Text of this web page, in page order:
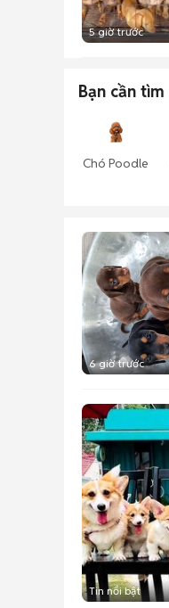
5 giờ trước
Bạn cần tìm
Chó Poodle
6 giờ trước
Tin nổi bật